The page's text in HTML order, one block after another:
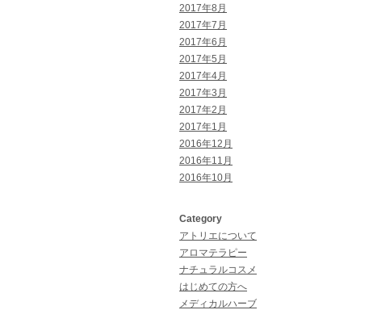
2017年8月
2017年7月
2017年6月
2017年5月
2017年4月
2017年3月
2017年2月
2017年1月
2016年12月
2016年11月
2016年10月
Category
アトリエについて
アロマテラピー
ナチュラルコスメ
はじめての方へ
メディカルハーブ